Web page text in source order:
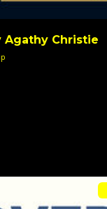
Agathy Christie